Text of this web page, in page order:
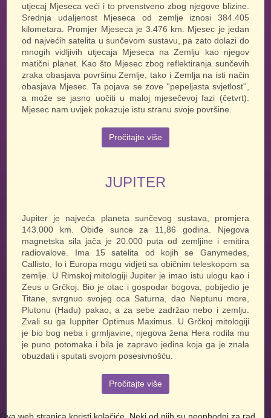
utjecaj Mjeseca veći i to prvenstveno zbog njegove blizine.
Srednja udaljenost Mjeseca od zemlje iznosi 384.405
kilometara. Promjer Mjeseca je 3.476 km. Mjesec je jedan
od najvećih satelita u sunčevom sustavu, pa zato dolazi do
mnogih vidljivih utjecaja Mjeseca na Zemlju kao njegov
matični planet. Kao što Mjesec zbog reflektiranja sunčevih
zraka obasjava površinu Zemlje, tako i Zemlja na isti način
obasjava Mjesec. Ta pojava se zove ''pepeljasta svjetlost'',
a može se jasno uočiti u maloj mjesečevoj fazi (četvrt).
Mjesec nam uvijek pokazuje istu stranu svoje površine.
Pročitajte više
JUPITER
Jupiter je najveća planeta sunčevog sustava, promjera
143.000 km. Obiđe sunce za 11,86 godina. Njegova
magnetska sila jača je 20.000 puta od zemljine i emitira
radiovalove. Ima 15 satelita od kojih se Ganymedes,
Callisto, Io i Europa mogu vidjeti sa običnim teleskopom sa
zemlje. U Rimskoj mitologiji Jupiter je imao istu ulogu kao i
Zeus u Grčkoj. Bio je otac i gospodar bogova, pobijedio je
Titane, svrgnuo svojeg oca Saturna, dao Neptunu more,
Plutonu (Hadu) pakao, a za sebe zadržao nebo i zemlju.
Zvali su ga Iuppiter Optimus Maximus. U Grčkoj mitologiji
je bio bog neba i grmljavine, njegova žena Hera rodila mu
je puno potomaka i bila je zapravo jedina koja ga je znala
obuzdati i sputati svojom posesivnošću.
Pročitajte više